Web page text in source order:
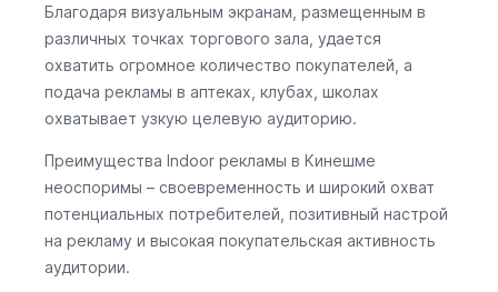
Indoor рекламы.
Благодаря визуальным экранам, размещенным в
различных точках торгового зала, удается
охватить огромное количество покупателей, а
подача рекламы в аптеках, клубах, школах
охватывает узкую целевую аудиторию.
Преимущества Indoor рекламы в Кинешме
неоспоримы – своевременность и широкий охват
потенциальных потребителей, позитивный настрой
на рекламу и высокая покупательская активность
аудитории.